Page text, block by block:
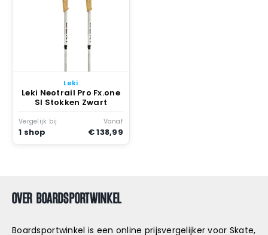
Leki
Leki Neotrail Pro Fx.one
Sl Stokken Zwart
Vergelijk bij
1 shop
Vanaf
€ 138,99
OVER BOARDSPORTWINKEL
Boardsportwinkel is een online prijsvergelijker voor Skate,